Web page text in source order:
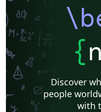
{
Discover
people
with